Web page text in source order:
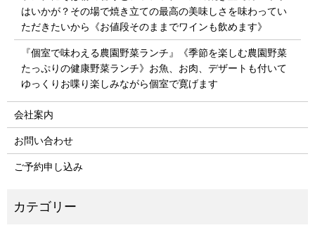
はいかが？その場で焼き立ての最高の美味しさを味わってい
ただきたいから《お値段そのままでワインも飲めます》
『個室で味わえる農園野菜ランチ』《季節を楽しむ農園野菜
たっぷりの健康野菜ランチ》お魚、お肉、デザートも付いて
ゆっくりお喋り楽しみながら個室で寛げます
会社案内
お問い合わせ
ご予約申し込み